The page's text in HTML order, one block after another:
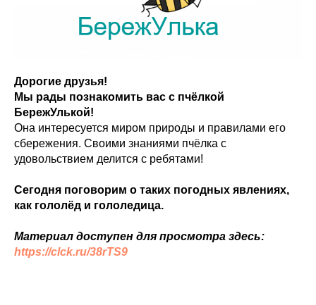
Дорогие друзья!
Мы рады познакомить вас с пчёлкой
БережУлькой!
Она интересуется миром природы и правилами его
сбережения. Своими знаниями пчёлка с
удовольствием делится с ребятами!
Сегодня поговорим о таких погодных явлениях,
как гололёд и гололедица.
Материал доступен для просмотра здесь:
https://clck.ru/38rTS9